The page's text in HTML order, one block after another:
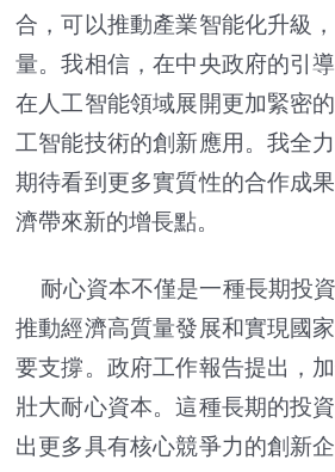
合，可以推動產業智能化升級
量。我相信，在中央政府的引
在人工智能領域展開更加緊密
工智能技術的創新應用。我全
期待看到更多實質性的合作成
濟帶來新的增長點。
耐心資本不僅是一種長期投
推動經濟高質量發展和實現國
要支撐。政府工作報告提出，
壯大耐心資本。這種長期的投
出更多具有核心競爭力的創新